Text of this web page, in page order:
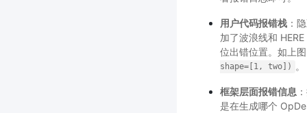
用户代码报错栈：
加了波浪线和
位出错位置。如上
shape=[1, two]) 。
框架层面报错信息
是在生成哪个